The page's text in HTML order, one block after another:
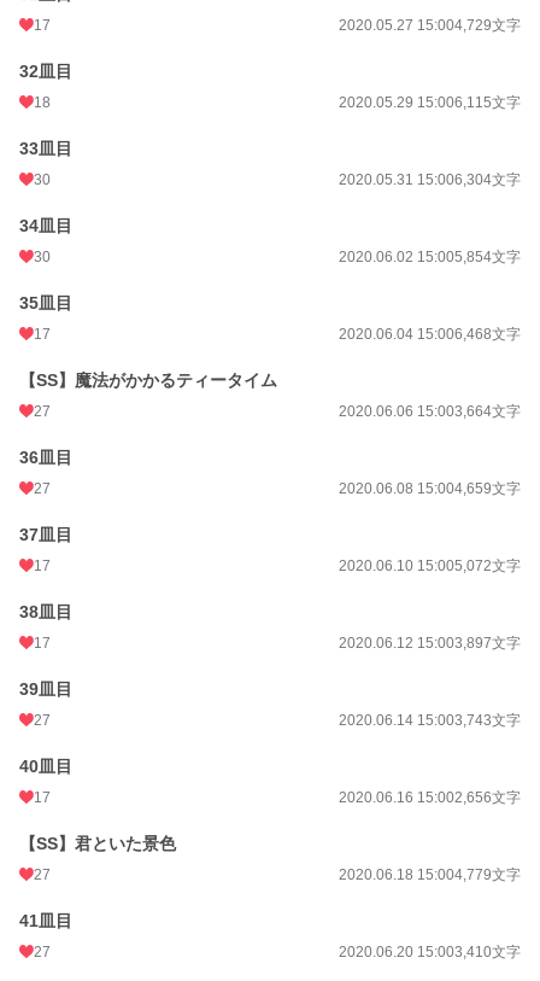
17 2020.05.27 15:004,729文字
32皿目
18 2020.05.29 15:006,115文字
33皿目
30 2020.05.31 15:006,304文字
34皿目
30 2020.06.02 15:005,854文字
35皿目
17 2020.06.04 15:006,468文字
【SS】魔法がかかるティータイム
27 2020.06.06 15:003,664文字
36皿目
27 2020.06.08 15:004,659文字
37皿目
17 2020.06.10 15:005,072文字
38皿目
17 2020.06.12 15:003,897文字
39皿目
27 2020.06.14 15:003,743文字
40皿目
17 2020.06.16 15:002,656文字
【SS】君といた景色
27 2020.06.18 15:004,779文字
41皿目
27 2020.06.20 15:003,410文字